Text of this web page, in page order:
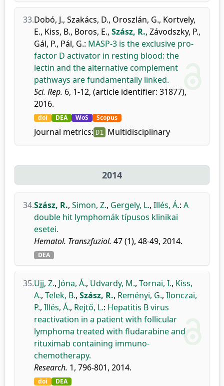
33.Dobó, J., Szakács, D., Oroszlán, G., Kortvely,
E., Kiss, B., Boros, E., Szász, R., Závodszky, P.,
Gál, P., Pál, G.: MASP-3 is the exclusive pro-
factor D activator in resting blood: the
lectin and the alternative complement
pathways are fundamentally linked.
Sci. Rep. 6, 1-12, (article identifier: 31877),
2016.
doi DEA WoS Scopus
Journal metrics: D1 Multidisciplinary
2014
34.Szász, R., Simon, Z., Gergely, L., Illés, Á.: A
double hit lymphomák típusos klinikai
esetei.
Hematol. Transzfuziol. 47 (1), 48-49, 2014.
DEA
35.Ujj, Z., Jóna, Á., Udvardy, M., Tornai, I., Kiss,
A., Telek, B., Szász, R., Reményi, G., Ilonczai,
P., Illés, Á., Rejtő, L.: Hepatitis B virus
reactivation in a patient with follicular
lymphoma treated with fludarabine and
rituximab containing immuno-
chemotherapy.
Research. 1, 796-801, 2014.
doi DEA